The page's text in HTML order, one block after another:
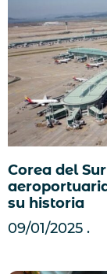
Corea del
su historia
09/01/2025